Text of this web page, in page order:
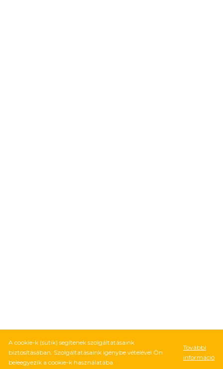
A cookie-k (sütik) segítenek szolgáltatásaink
biztosításában. Szolgáltatásaink igénybe vételével Ön
beleegyezik a cookie-k használatába.
További
információ